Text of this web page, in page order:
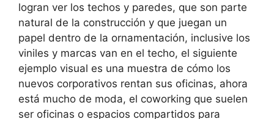
logran ver los techos y paredes, que son parte
natural de la construcción y que juegan un
papel dentro de la ornamentación, inclusive los
viniles y marcas van en el techo, el siguiente
ejemplo visual es una muestra de cómo los
nuevos corporativos rentan sus oficinas, ahora
está mucho de moda, el coworking que suelen
ser oficinas o espacios compartidos para